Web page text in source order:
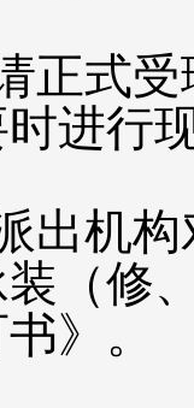
正式
进行
出机
（修
》。